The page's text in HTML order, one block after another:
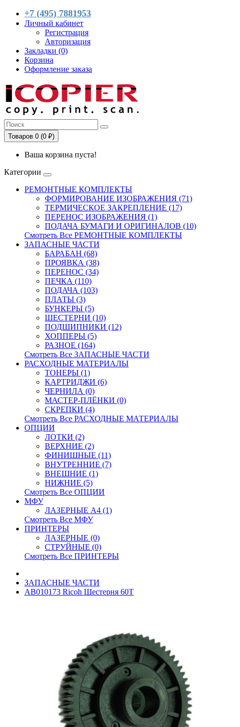
+7 (495) 7881953
Личный кабинет
Регистрация
Авторизация
Закладки (0)
Корзина
Оформление заказа
Товаров 0 (0 ₽)
Ваша корзина пуста!
Категории
РЕМОНТНЫЕ КОМПЛЕКТЫ
ФОРМИРОВАНИЕ ИЗОБРАЖЕНИЯ (71)
ТЕРМИЧЕСКОЕ ЗАКРЕПЛЕНИЕ (17)
ПЕРЕНОС ИЗОБРАЖЕНИЯ (1)
ПОДАЧА БУМАГИ И ОРИГИНАЛОВ (10)
Смотреть Все РЕМОНТНЫЕ КОМПЛЕКТЫ
ЗАПАСНЫЕ ЧАСТИ
БАРАБАН (68)
ПРОЯВКА (38)
ПЕРЕНОС (34)
ПЕЧКА (110)
ПОДАЧА (103)
ПЛАТЫ (3)
БУНКЕРЫ (5)
ШЕСТЕРНИ (10)
ПОДШИПНИКИ (12)
ХОППЕРЫ (5)
РАЗНОЕ (164)
Смотреть Все ЗАПАСНЫЕ ЧАСТИ
РАСХОДНЫЕ МАТЕРИАЛЫ
ТОНЕРЫ (1)
КАРТРИДЖИ (6)
ЧЕРНИЛА (0)
МАСТЕР-ПЛЁНКИ (0)
СКРЕПКИ (4)
Смотреть Все РАСХОДНЫЕ МАТЕРИАЛЫ
ОПЦИИ
ЛОТКИ (2)
ВЕРХНИЕ (2)
ФИНИШНЫЕ (11)
ВНУТРЕННИЕ (7)
ВНЕШНИЕ (1)
НИЖНИЕ (5)
Смотреть Все ОПЦИИ
МФУ
ЛАЗЕРНЫЕ A4 (1)
Смотреть Все МФУ
ПРИНТЕРЫ
ЛАЗЕРНЫЕ (0)
СТРУЙНЫЕ (0)
Смотреть Все ПРИНТЕРЫ
ЗАПАСНЫЕ ЧАСТИ
AB010173 Ricoh Шестерня 60T